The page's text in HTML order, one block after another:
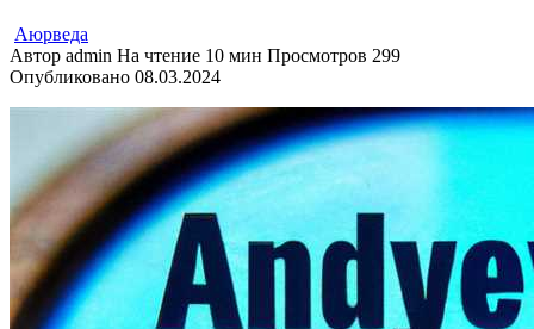
Аюрведа
Автор admin На чтение 10 мин Просмотров 299
Опубликовано 08.03.2024